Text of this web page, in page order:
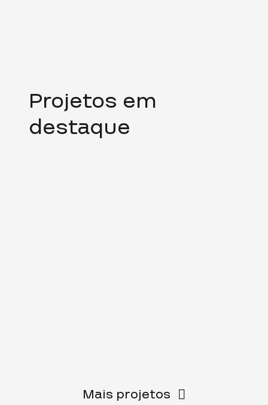
Projetos em
destaque
Mais projetos